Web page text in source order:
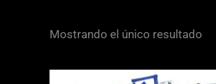
Mostrando el único resultado